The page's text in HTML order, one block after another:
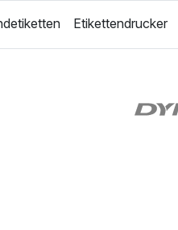
Etikettendrucker